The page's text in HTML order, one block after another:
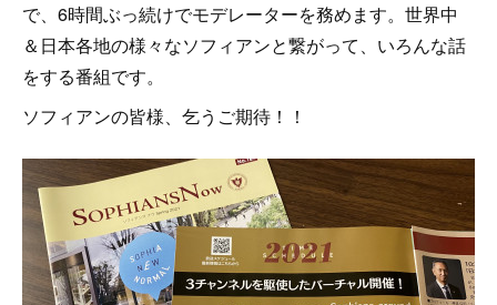
で、6時間ぶっ続けでモデレーターを務めます。世界中
＆日本各地の様々なソフィアンと繋がって、いろんな話
をする番組です。
ソフィアンの皆様、乞うご期待！！